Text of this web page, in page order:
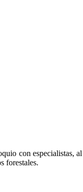
con especialistas,
forestales.